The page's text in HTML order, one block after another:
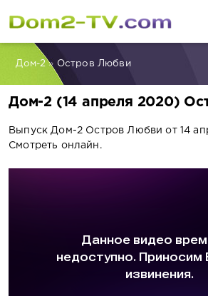
Дом-2» Остров Любви
Дом-2 (14 апреля 2020)
Выпуск Дом-2 Остров Любви от 14
Смотреть онлайн.